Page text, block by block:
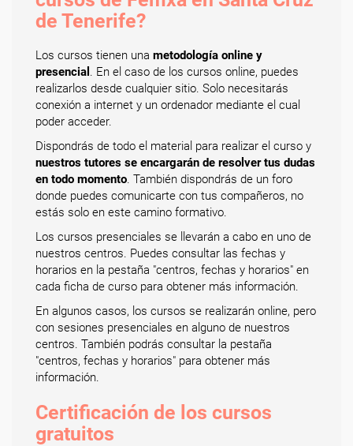
de Tenerife?
Los cursos tienen una metodología online y
presencial . En el caso de los cursos online, puedes
realizarlos desde cualquier sitio. Solo necesitarás
conexión a internet y un ordenador mediante el cual
poder acceder.
Dispondrás de todo el material para realizar el curso y
nuestros tutores se encargarán de resolver tus dudas
en todo momento. También dispondrás de un foro
donde puedes comunicarte con tus compañeros, no
estás solo en este camino formativo.
Los cursos presenciales se llevarán a cabo en uno de
nuestros centros. Puedes consultar las fechas y
horarios en la pestaña "centros, fechas y horarios" en
cada ficha de curso para obtener más información.
En algunos casos, los cursos se realizarán online, pero
con sesiones presenciales en alguno de nuestros
centros. También podrás consultar la pestaña
"centros, fechas y horarios" para obtener más
información.
Certificación de los cursos
gratuitos